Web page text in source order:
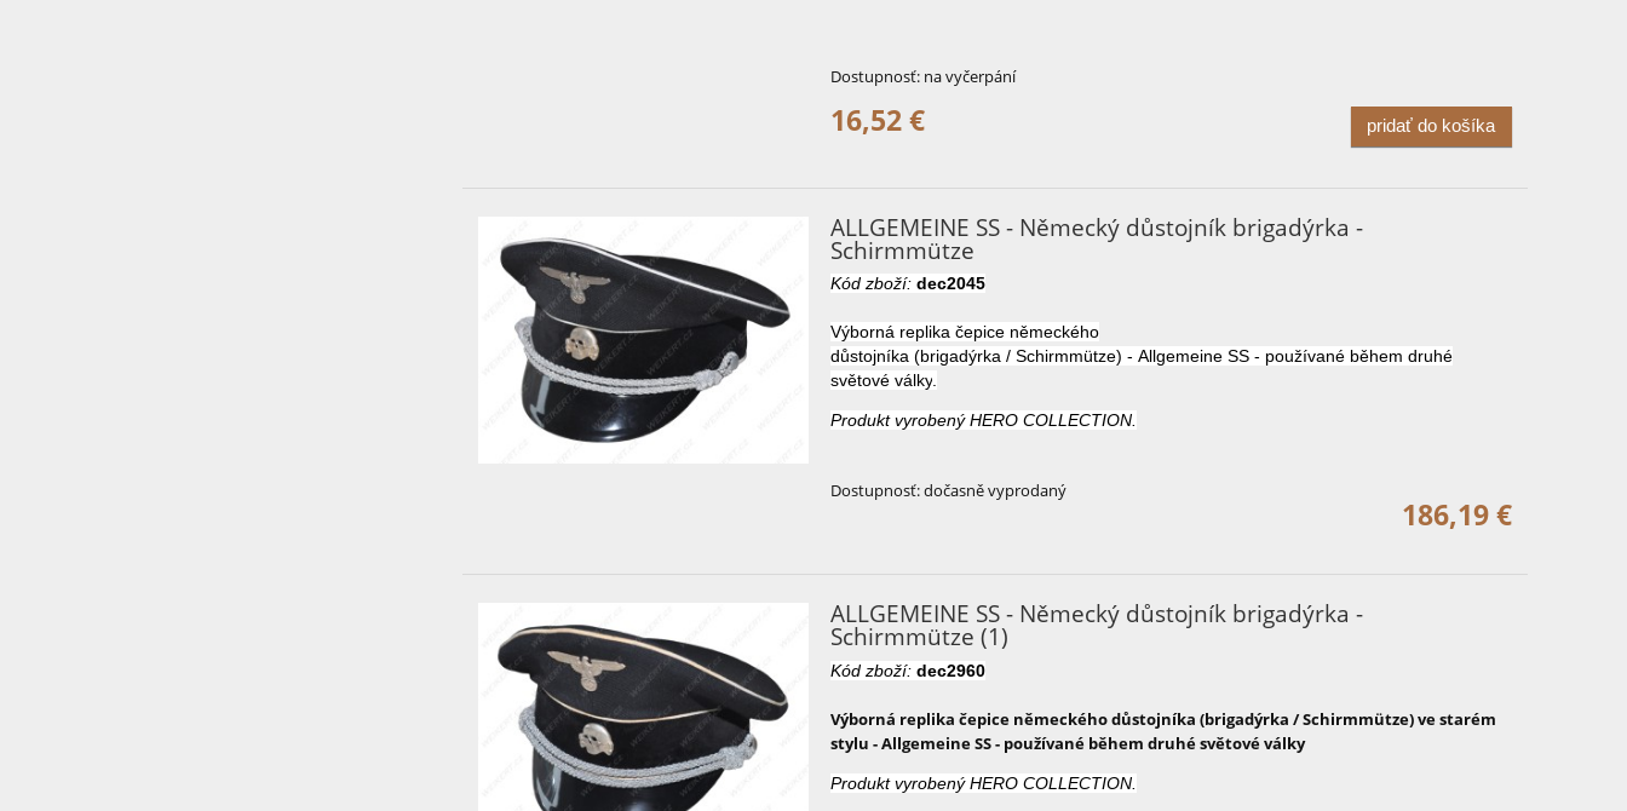
Dostupnosť: na vyčerpání
16,52 € pridať do košíka
ALLGEMEINE SS - Německý důstojník brigadýrka -
Schirmmütze
Kód zboží: dec2045
Výborná replika čepice německého
důstojníka (brigadýrka / Schirmmütze) - Allgemeine SS - používané během druhé
světové války.
Produkt vyrobený HERO COLLECTION.
Dostupnosť:dočasně vyprodaný
186,19 €
ALLGEMEINE SS - Německý důstojník brigadýrka -
Schirmmütze (1)
Kód zboží: dec2960
Výborná replika čepice německého důstojníka (brigadýrka /Schirmmütze) ve starém
stylu -AllgemeineSS- používané během druhé světové války
Produkt vyrobený HERO COLLECTION.